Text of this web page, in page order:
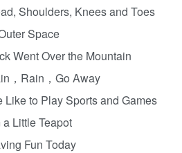
Shoulders, Knees and Toes
Space
Went Over the Mountain
，Rain，Go Away
Like to Play Sports and Games
a Little Teapot
Fun Today